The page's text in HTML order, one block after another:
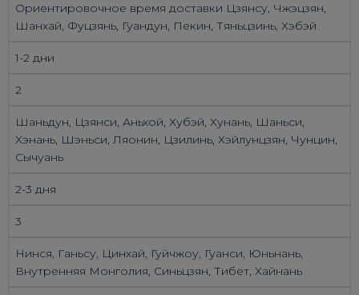
Ориентировочное время доставки Цзянсу, Чжэцзян,
Шанхай, Фуцзянь, Гуандун, Пекин, Тяньцзинь, Хэбэй
1-2 дни
2
Шаньдун, Цзянси, Аньхой, Хубэй, Хунань, Шаньси,
Хэнань, Шэньси, Ляонин, Цзилинь, Хэйлунцзян, Чунцин,
Сычуань
2-3 дня
3
Нинся, Ганьсу, Цинхай, Гуйчжоу, Гуанси, Юньнань,
Внутренняя Монголия, Синьцзян, Тибет, Хайнань